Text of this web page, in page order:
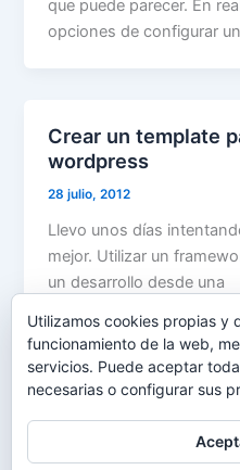
que puede parecer. En
opciones de configurar
Crear un template
wordpress
28 julio, 2012
Llevo unos días
mejor. Utilizar un
un desarrollo desde una
1 2
Utilizamos cookies propias y
funcionamiento de la web,
servicios. Puede aceptar
necesarias o configurar sus